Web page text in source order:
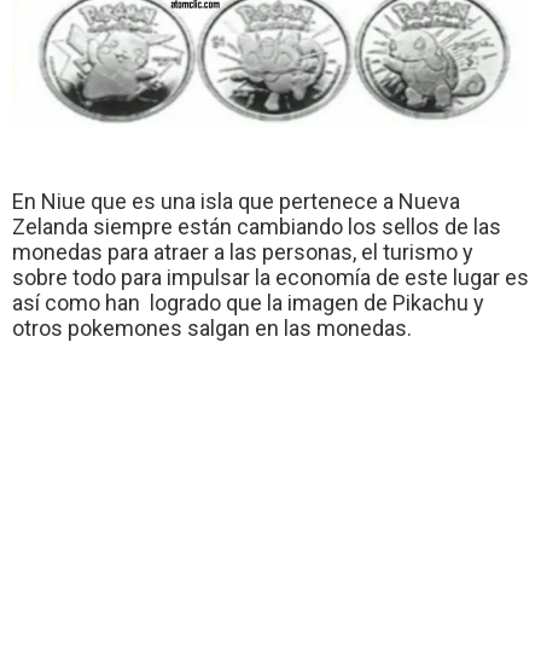
En Niue que es una isla que pertenece a Nueva
Zelanda siempre están cambiando los sellos de las
monedas para atraer a las personas, el turismo y
sobre todo para impulsar la economía de este lugar es
así como han logrado que la imagen de Pikachu y
otros pokemones salgan en las monedas.